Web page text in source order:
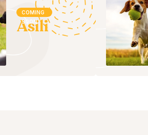
COMING
SOON
Asili